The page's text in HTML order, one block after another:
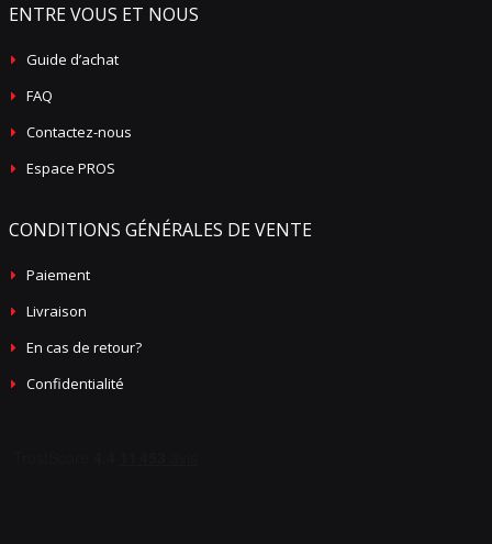
ENTRE VOUS ET NOUS
Guide d’achat
FAQ
Contactez-nous
Espace PROS
CONDITIONS GÉNÉRALES DE VENTE
Paiement
Livraison
En cas de retour?
Confidentialité